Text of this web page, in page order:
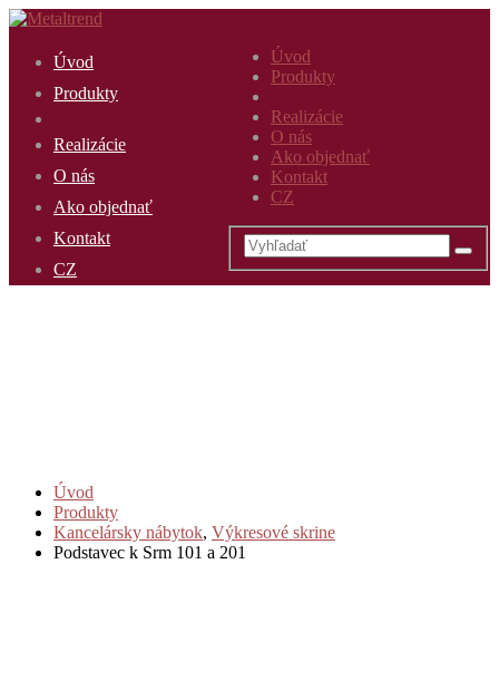
Úvod
Produkty
Realizácie
O nás
Ako objednať
Kontakt
CZ
Úvod
Produkty
Realizácie
O nás
Ako objednať
Kontakt
CZ
Úvod
Produkty
Kancelársky nábytok, Výkresové skrine
Podstavec k Srm 101 a 201